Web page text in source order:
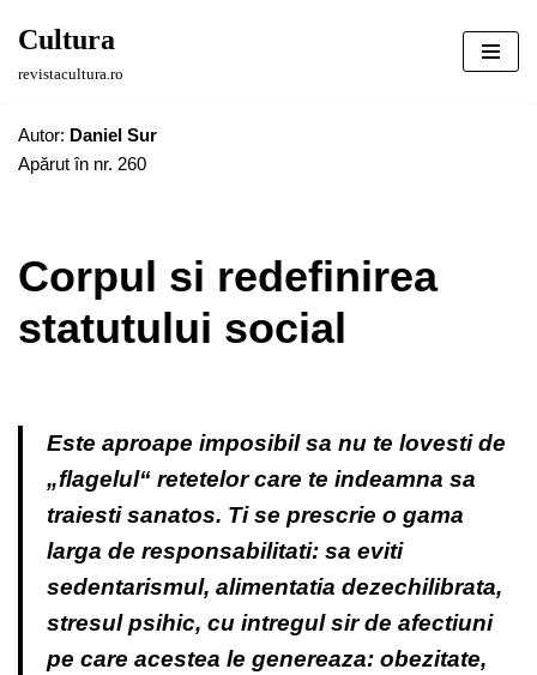
Sari
Cultura
revistacultura.ro
Autor: Daniel Sur
Apărut în nr. 260
Corpul si redefinirea
statutului social
Este aproape imposibil sa nu te lovesti de
„flagelul“ retetelor care te indeamna sa
traiesti sanatos. Ti se prescrie o gama
larga de responsabilitati: sa eviti
sedentarismul, alimentatia dezechilibrata,
stresul psihic, cu intregul sir de afectiuni
pe care acestea le genereaza: obezitate,